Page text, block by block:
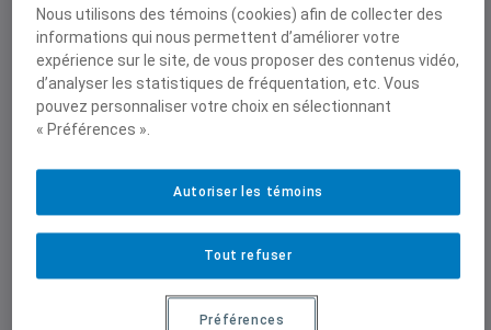
Nouvel appel à propositions destiné aux personnes
provenant du milieu académique ou œuvrant dans le
secteur de la coopération internationale
Proposez dès maintenant vos articles
au blogue Un seul monde!
son partenariat avec l’AQOCI et l’UQO, 30 août
Nous utilisons des témoins (cookies) afin de collecter des
informations qui nous permettent d’améliorer votre
expérience sur le site, de vous proposer des contenus vidéo,
d’analyser les statistiques de fréquentation, etc. Vous
pouvez personnaliser votre choix en sélectionnant
« Préférences ».
Tout refuser
Autoriser les témoins
Préférences